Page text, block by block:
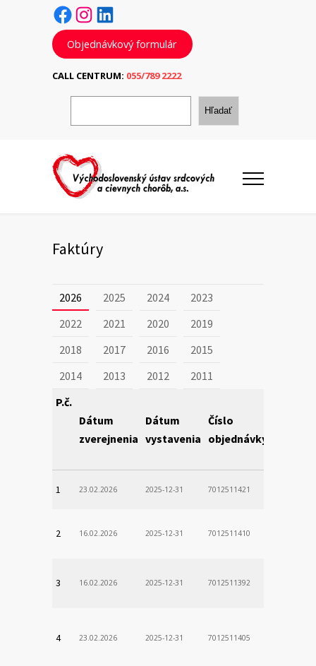
Facebook Instagram LinkedIn
Objednávkový formulár
CALL CENTRUM: 055/789 2222
H
d
Hľadať
Faktúry
2026 2025 2024
2023
2022
2021 2020
2019
2018
2017 2016
2015
2014
2013 2012
2011
P.č.
Dátum
zverejnenia
Dátum
vystavenia
Číslo
objednávky
1 23.02.2026 2025-12-31 7012511421
2 16.02.2026 2025-12-31 7012511410
3 16.02.2026 2025-12-31 7012511392
4 23.02.2026 2025-12-31 7012511405